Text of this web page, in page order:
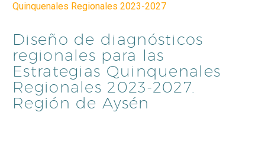
Quinquenales Regionales 2023-2027
Diseño de diagnósticos
regionales para las
Estrategias Quinquenales
Regionales 2023-2027.
Región de Aysén